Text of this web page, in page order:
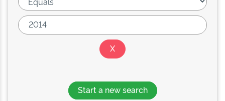
Start a new search